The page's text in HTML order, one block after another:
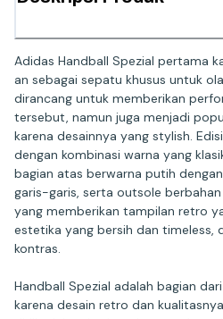
Adidas Handball Spezial pertama
an sebagai sepatu khusus untuk
dirancang untuk memberikan
tersebut, namun juga menjadi
karena desainnya yang stylish.
dengan kombinasi warna yang
bagian atas berwarna putih
garis-garis, serta outsole
yang memberikan tampilan retro
estetika yang bersih dan timeless,
kontras.
Handball Spezial adalah bagian
karena desain retro dan